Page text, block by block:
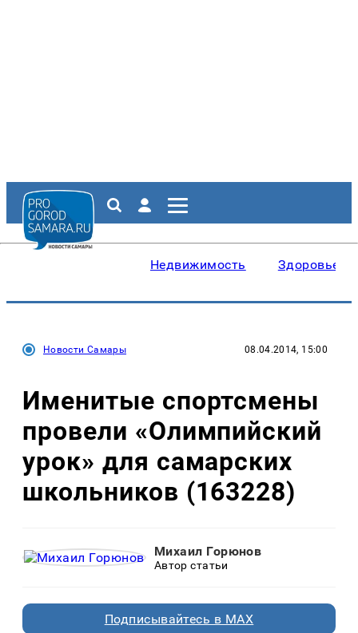
Недвижимость Здоровье
Новости Самары 08.04.2014, 15:00
Именитые спортсмены
провели «Олимпийский
урок» для самарских
школьников (163228)
Михаил Горюнов
Автор статьи
Подписывайтесь в MAX